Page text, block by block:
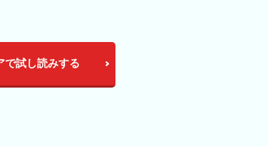
で試し読みする